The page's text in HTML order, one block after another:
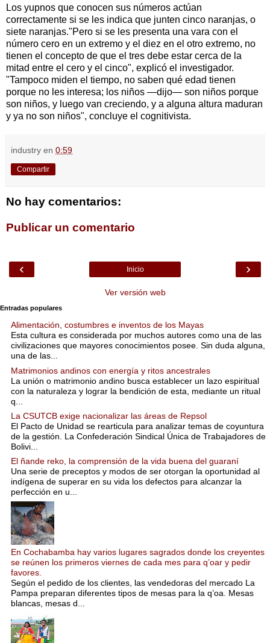
Los yupnos que conocen sus números actúan
correctamente si se les indica que junten cinco naranjas, o
siete naranjas."Pero si se les presenta una vara con el
número cero en un extremo y el diez en el otro extremo, no
tienen el concepto de que el tres debe estar cerca de la
mitad entre el cero y el cinco", explicó el investigador.
"Tampoco miden el tiempo, no saben qué edad tienen
porque no les interesa; los niños —dijo— son niños porque
son niños, y luego van creciendo, y a alguna altura maduran
y ya no son niños", concluye el cognitivista.
industry en 0:59
Compartir
No hay comentarios:
Publicar un comentario
‹ ›
Inicio
Ver versión web
Entradas populares
Alimentación, costumbres e inventos de los Mayas
Esta cultura es considerada por muchos autores como una de las
civilizaciones que mayores conocimientos posee. Sin duda alguna,
una de las...
Matrimonios andinos con energía y ritos ancestrales
La unión o matrimonio andino busca establecer un lazo espiritual
con la naturaleza y lograr la bendición de esta, mediante un ritual
q...
La CSUTCB exige nacionalizar las áreas de Repsol
El Pacto de Unidad se rearticula para analizar temas de coyuntura
de la gestión. La Confederación Sindical Única de Trabajadores de
Bolivi...
El ñande reko, la comprensión de la vida buena del guaraní
Una serie de preceptos y modos de ser otorgan la oportunidad al
indígena de superar en su vida los defectos para alcanzar la
perfección en u...
En Cochabamba hay varios lugares sagrados donde los creyentes
se reúnen los primeros viernes de cada mes para q’oar y pedir
favores.
Según el pedido de los clientes, las vendedoras del mercado La
Pampa preparan diferentes tipos de mesas para la q’oa. Mesas
blancas, mesas d...